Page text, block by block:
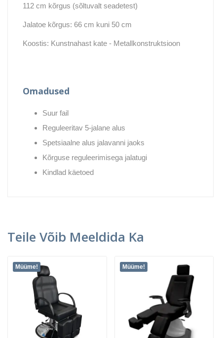
112 cm kõrgus (sõltuvalt seadetest)
Jalatoe kõrgus: 66 cm kuni 50 cm
Koostis: Kunstnahast kate - Metallkonstruktsioon
Omadused
Suur fail
Reguleeritav 5-jalane alus
Spetsiaalne alus jalavanni jaoks
Kõrguse reguleerimisega jalatugi
Kindlad käetoed
Teile Võib Meeldida Ka
Müüme! Müüme!